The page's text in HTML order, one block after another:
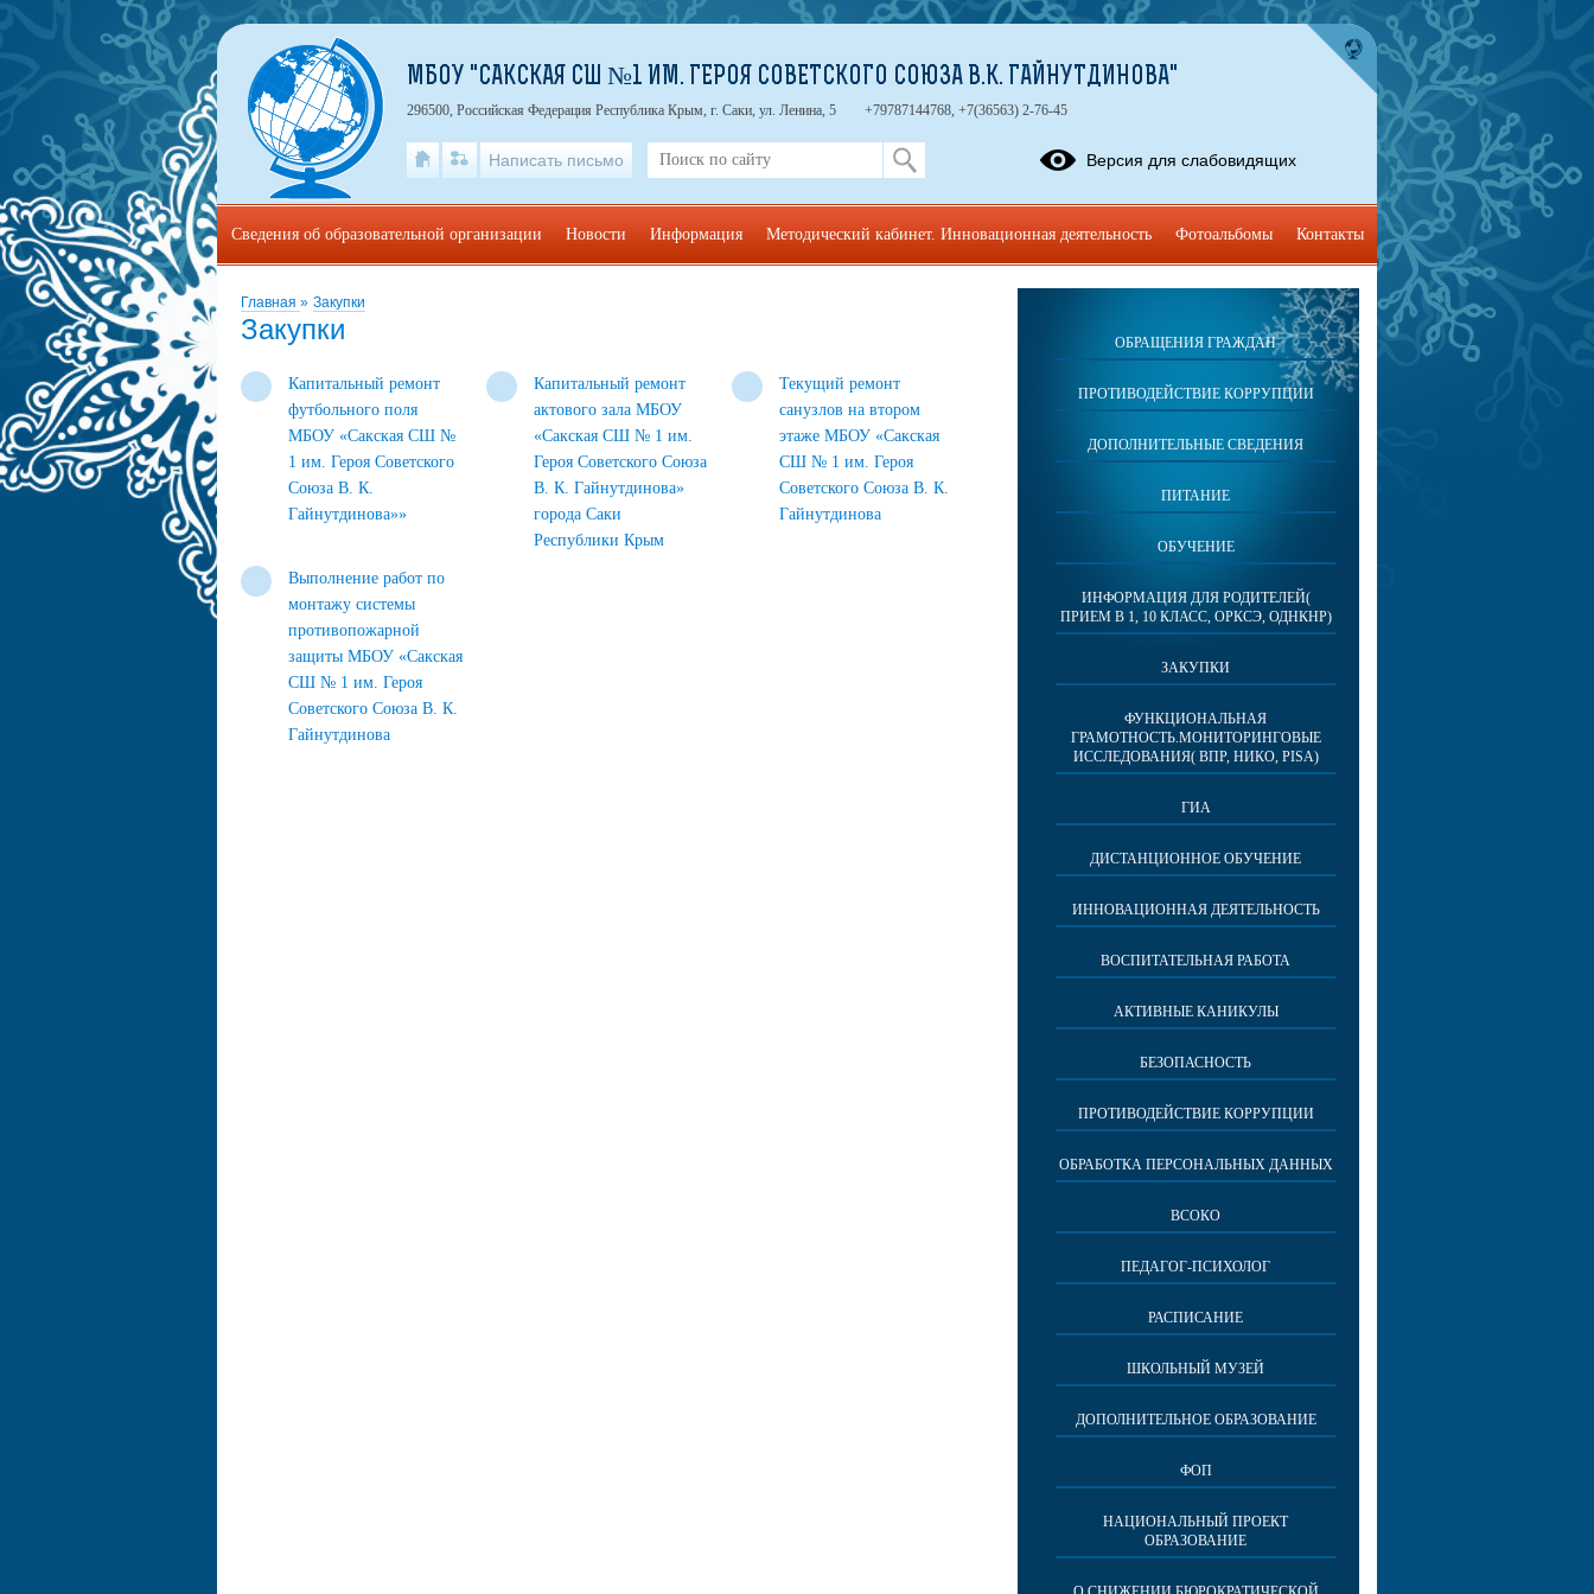
Главная » Закупки
Закупки
Капитальный ремонт
футбольного поля
МБОУ «Сакская СШ №
1 им. Героя Советского
Союза В. К.
Гайнутдинова»»
Капитальный ремонт
актового зала МБОУ
«Сакская СШ № 1 им.
Героя Советского Союза
В. К. Гайнутдинова»
города Саки
Республики Крым
Текущий ремонт
санузлов на втором
этаже МБОУ «Сакская
СШ № 1 им. Героя
Советского Союза В. К.
Гайнутдинова
Выполнение работ по
монтажу системы
противопожарной
защиты МБОУ «Сакская
СШ № 1 им. Героя
Советского Союза В. К.
Гайнутдинова
ОБРАЩЕНИЯ ГРАЖДАН
ПРОТИВОДЕЙСТВИЕ КОРРУПЦИИ
ДОПОЛНИТЕЛЬНЫЕ СВЕДЕНИЯ
ПИТАНИЕ
ОБУЧЕНИЕ
ИНФОРМАЦИЯ ДЛЯ РОДИТЕЛЕЙ(
ПРИЕМ В 1, 10 КЛАСС, ОРКСЭ, ОДНКНР)
ЗАКУПКИ
ФУНКЦИОНАЛЬНАЯ
ГРАМОТНОСТЬ.МОНИТОРИНГОВЫЕ
ИССЛЕДОВАНИЯ( ВПР, НИКО, PISA)
ГИА
ДИСТАНЦИОННОЕ ОБУЧЕНИЕ
ИННОВАЦИОННАЯ ДЕЯТЕЛЬНОСТЬ
ВОСПИТАТЕЛЬНАЯ РАБОТА
АКТИВНЫЕ КАНИКУЛЫ
БЕЗОПАСНОСТЬ
ПРОТИВОДЕЙСТВИЕ КОРРУПЦИИ
ОБРАБОТКА ПЕРСОНАЛЬНЫХ ДАННЫХ
ВСОКО
ПЕДАГОГ-ПСИХОЛОГ
РАСПИСАНИЕ
ШКОЛЬНЫЙ МУЗЕЙ
ДОПОЛНИТЕЛЬНОЕ ОБРАЗОВАНИЕ
ФОП
НАЦИОНАЛЬНЫЙ ПРОЕКТ
ОБРАЗОВАНИЕ
МБОУ "САКСКАЯ СШ №1 ИМ. ГЕРОЯ СОВЕТСКОГО СОЮЗА В.К. ГАЙНУТДИНОВА"
296500, Российская Федерация Республика Крым, г. Саки, ул. Ленина, 5 +79787144768, +7(36563) 2-76-45
Написать письмо Версия для слабовидящих
Сведения об образовательной организации Новости Информация Методический кабинет. Инновационная деятельность Фотоальбомы Контакты